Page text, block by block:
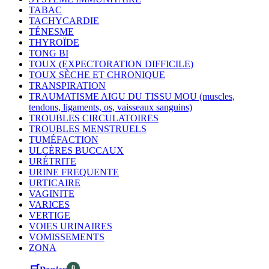
TABAC
TACHYCARDIE
TÉNESME
THYROÏDE
TONG BI
TOUX (EXPECTORATION DIFFICILE)
TOUX SÈCHE ET CHRONIQUE
TRANSPIRATION
TRAUMATISME AIGU DU TISSU MOU (muscles,
tendons, ligaments, os, vaisseaux sanguins)
TROUBLES CIRCULATOIRES
TROUBLES MENSTRUELS
TUMÉFACTION
ULCÈRES BUCCAUX
URÉTRITE
URINE FREQUENTE
URTICAIRE
VAGINITE
VARICES
VERTIGE
VOIES URINAIRES
VOMISSEMENTS
ZONA